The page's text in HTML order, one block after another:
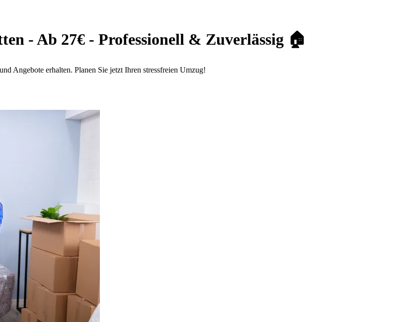
- Ab 27€ - Professionell & Zuverlässig 🏠
Angebote erhalten. Planen Sie jetzt Ihren stressfreien Umzug!